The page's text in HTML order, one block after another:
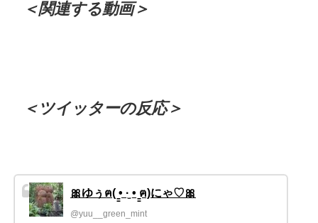
＜関連する動画＞
＜ツイッターの反応＞
🎀ゆぅฅ( ̳• ·̫ • ̳ฅ)にゃ♡🎀
@yuu__green_mint